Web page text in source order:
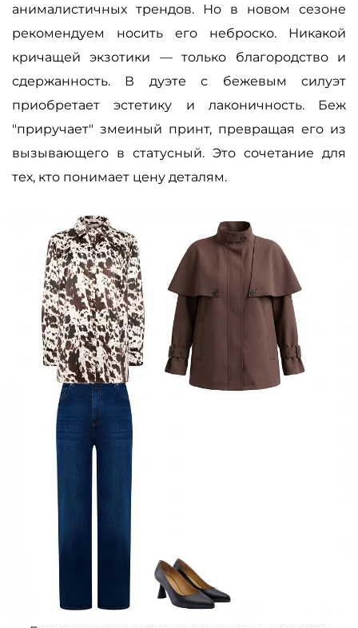
анималистичных трендов. Но в новом сезоне
рекомендуем носить его неброско. Никакой
кричащей экзотики — только благородство и
сдержанность. В дуэте с бежевым силуэт
приобретает эстетику и лаконичность. Беж
"приручает" змеиный принт, превращая его из
вызывающего в статусный. Это сочетание для
тех, кто понимает цену деталям.